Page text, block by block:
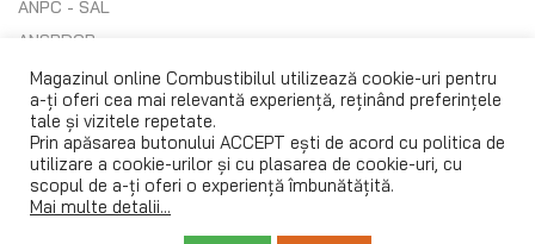
ANPC - SAL
ANSPDCP
Regulament (UE) 2016/679
© 1993 – 2024Combustibilul SRL
Magazin online realizat de
Magazinul online Combustibilul utilizează cookie-uri pentru
a-ți oferi cea mai relevantă experiență, reținând preferințele
tale și vizitele repetate.
Prin apăsarea butonului ACCEPT ești de acord cu politica de
utilizare a cookie-urilor și cu plasarea de cookie-uri, cu
scopul de a-ți oferi o experiență îmbunătățită.
Mai multe detalii...